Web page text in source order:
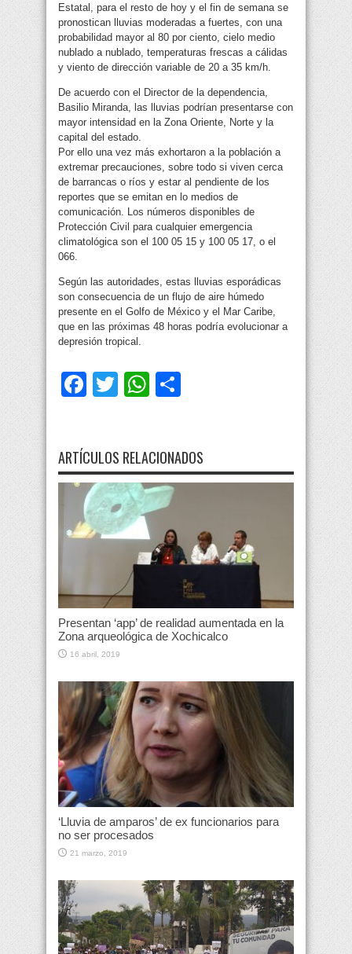
Estatal, para el resto de hoy y el fin de semana se
pronostican lluvias moderadas a fuertes, con una
probabilidad mayor al 80 por ciento, cielo medio
nublado a nublado, temperaturas frescas a cálidas
y viento de dirección variable de 20 a 35 km/h.
De acuerdo con el Director de la dependencia,
Basilio Miranda, las lluvias podrían presentarse con
mayor intensidad en la Zona Oriente, Norte y la
capital del estado.
Por ello una vez más exhortaron a la población a
extremar precauciones, sobre todo si viven cerca
de barrancas o ríos y estar al pendiente de los
reportes que se emitan en lo medios de
comunicación. Los números disponibles de
Protección Civil para cualquier emergencia
climatológica son el 100 05 15 y 100 05 17, o el
066.
Según las autoridades, estas lluvias esporádicas
son consecuencia de un flujo de aire húmedo
presente en el Golfo de México y el Mar Caribe,
que en las próximas 48 horas podría evolucionar a
depresión tropical.
Facebook
TwitterWhatsApp
ARTÍCULOS RELACIONADOS
Presentan ‘app’ de realidad aumentada en la
Zona arqueológica de Xochicalco
16 abril, 2019
‘Lluvia de amparos’ de ex funcionarios para
no ser procesados
21 marzo, 2019